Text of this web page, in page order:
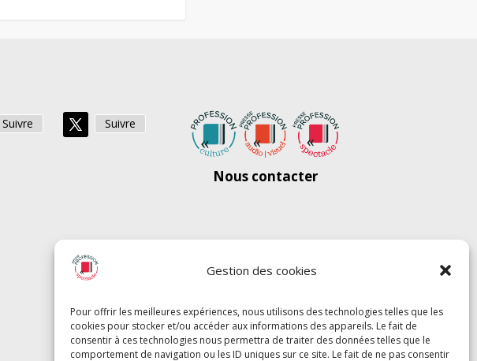
Gestion des cookies
Pour offrir les meilleures expériences, nous utilisons des technologies telles que les
cookies pour stocker et/ou accéder aux informations des appareils. Le fait de
consentir à ces technologies nous permettra de traiter des données telles que le
comportement de navigation ou les ID uniques sur ce site. Le fait de ne pas consentir
Suivre Suivre
Nous contacter